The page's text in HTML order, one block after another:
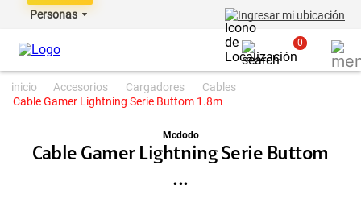
Personas Ingresar mi ubicación
0
accesorios cargadores
cables
Cable Gamer Lightning Serie Buttom 1.8m
Mcdodo
Cable Gamer Lightning Serie Buttom
...